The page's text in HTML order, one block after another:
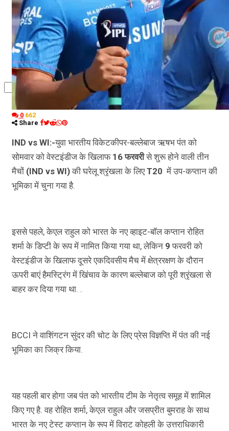
कृषि
धर्म
विज्ञान तकनीकी
0 662
Share
IND vs WI:-युवा भारतीय विकेटकीपर-बल्लेबाज ऋषभ पंत को
सोमवार को वेस्टइंडीज के खिलाफ 16 फरवरीसे शुरू होने वाली तीन
मैचों (IND vs WI)की घरेलू श्रृंखला के लिएT20 में उप-कप्तान की
भूमिका में चुना गया है.
इससे पहले, केएल राहुल को भारत के नए व्हाइट-बॉल कप्तान रोहित
शर्मा के डिप्टी के रूप में नामित किया गया था, लेकिन 9 फरवरी को
वेस्टइंडीज के खिलाफ दूसरे एकदिवसीय मैच में क्षेत्ररक्षण के दौरान
ऊपरी बाएं हैमस्ट्रिंग में खिंचाव के कारण बल्लेबाज को पूरी श्रृंखला से
बाहर कर दिया गया था. .
BCCI ने वाशिंगटन सुंदर की चोट के लिए प्रेस विज्ञप्ति में पंत की नई
भूमिका का जिक्र किया.
यह पहली बार होगा जब पंत को भारतीय टीम के नेतृत्व समूह में शामिल
किए गए है. वह रोहित शर्मा, केएल राहुल और जसप्रीत बुमराह के साथ
भारत के नए टेस्ट कप्तान के रूप में विराट कोहली के उत्तराधिकारी